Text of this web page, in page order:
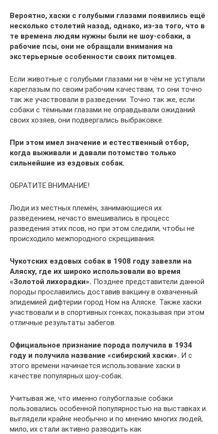
Вероятно, хаски с голубыми глазами появились ещё
несколько столетий назад, однако, из-за того, что в
те времена людям нужны были не шоу-собаки, а
рабочие псы, они не обращали внимания на
экстерьерные особенности своих питомцев.
Если животные с голубыми глазами ни в чём не уступали
кареглазым по своим рабочим качествам, то они точно
так же участвовали в разведении. Точно так же, если
собаки с тёмными глазами не оправдывали ожиданий
своих хозяев, они подвергались выбраковке.
При этом имел значение и естественный отбор,
когда выживали и давали потомство только
сильнейшие из ездовых собак.
ОБРАТИТЕ ВНИМАНИЕ!
Люди из местных племён, занимающиеся их
разведением, нечасто вмешивались в процесс
разведения этих псов, но при этом следили, чтобы не
происходило межпородного скрещивания.
Чукотских ездовых собак в 1908 году завезли на
Аляску, где их широко использовали во время
«Золотой лихорадки». Позднее представители данной
породы прославились доставив вакцину в охваченный
эпидемией дифтерии город Ном на Аляске. Также хаски
участвовали и в спортивных гонках, показывая при этом
отличные результаты забегов.
Официальное признание порода получила в 1934
году и получила название «сибирский хаски». И с
этого времени начинается использование хаски в
качестве популярных шоу-собак.
Учитывая же, что именно голубоглазые собаки
пользовались особенной популярностью на выставках и
выглядели крайне необычно и по мнению многих людей,
мило, их стали активно разводить как